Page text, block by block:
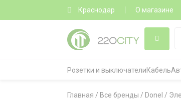
Краснодар О магазине
Розетки и выключателиКабель
Главная / Все бренды / Donel /